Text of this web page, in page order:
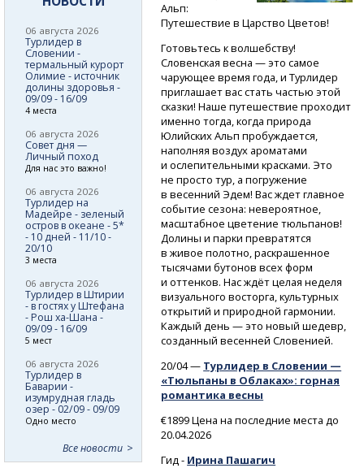
Альп:
Путешествие в Царство Цветов!
Готовьтесь к волшебству!
Словенская весна — это самое
чарующее время года, и Турлидер
приглашает вас стать частью этой
сказки! Наше путешествие проходит
именно тогда, когда природа
Юлийских Альп пробуждается,
наполняя воздух ароматами
и ослепительными красками. Это
не просто тур, а погружение
в весенний Эдем! Вас ждет главное
событие сезона: невероятное,
масштабное цветение тюльпанов!
Долины и парки превратятся
в живое полотно, раскрашенное
тысячами бутонов всех форм
и оттенков. Нас ждёт целая неделя
визуального восторга, культурных
открытий и природной гармонии.
Каждый день — это новый шедевр,
созданный весенней Словенией.
20/04 — Турлидер в Словении —
«Тюльпаны в Облаках»: горная
романтика весны
€1899 Цена на последние места до
20.04.2026
Гид - Ирина Пашагич
06 августа 2026
Турлидер в
Словении -
термальный курорт
Олимие - источник
долины здоровья -
09/09 - 16/09
4 места
06 августа 2026
Совет дня —
Личный поход
Для нас это важно!
06 августа 2026
Турлидер на
Мадейре - зеленый
остров в океане - 5*
- 10 дней - 11/10 -
20/10
3 места
06 августа 2026
Турлидер в Штирии
- в гостях у Штефана
- Рош ха-Шана -
09/09 - 16/09
5 мест
06 августа 2026
Турлидер в
Баварии -
изумрудная гладь
озер - 02/09 - 09/09
Одно место
Все новости